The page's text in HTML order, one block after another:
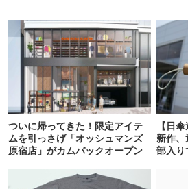
ついに帰ってきた！限定アイテ
ムを引っさげ「オッシュマンズ
原宿店」がカムバックオープン
【日
新作
部入